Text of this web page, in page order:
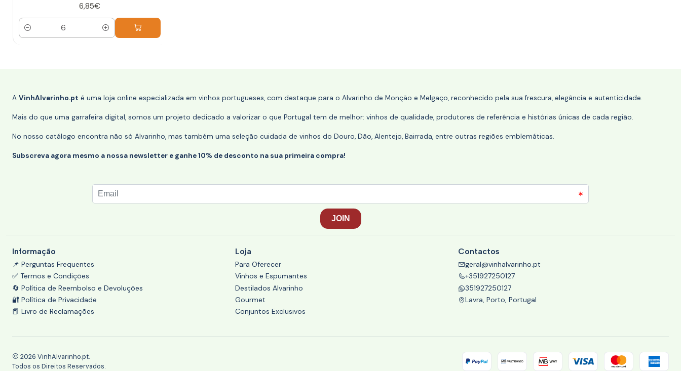
6,85€
Quantidade
A VinhAlvarinho.pt é uma loja online especializada em vinhos portugueses, com destaque para o Alvarinho de Monção e Melgaço, reconhecido pela sua frescura, elegância e autenticidade.
Mais do que uma garrafeira digital, somos um projeto dedicado a valorizar o que Portugal tem de melhor: vinhos de qualidade, produtores de referência e histórias únicas de cada região.
No nosso catálogo encontra não só Alvarinho, mas também uma seleção cuidada de vinhos do Douro, Dão, Alentejo, Bairrada, entre outras regiões emblemáticas.
Subscreva agora mesmo a nossa newsletter e ganhe 10% de desconto na sua primeira compra!
Informação
📌 Perguntas Frequentes
✅ Termos e Condições
🔄 Política de Reembolso e Devoluções
🔐 Política de Privacidade
📕 Livro de Reclamações
Loja
Para Oferecer
Vinhos e Espumantes
Destilados Alvarinho
Gourmet
Conjuntos Exclusivos
Contactos
geral@vinhalvarinho.pt
+351927250127
351927250127
Lavra, Porto, Portugal
2026 VinhAlvarinho.pt.
Todos os Direitos Reservados.